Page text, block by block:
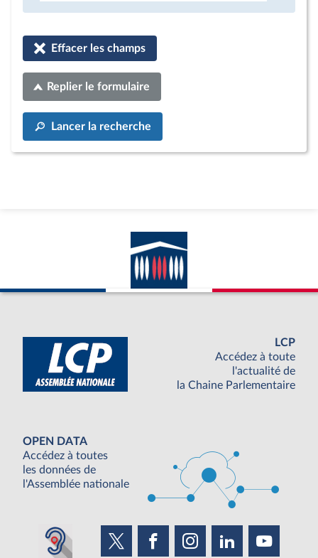
Effacer les champs
Replier le formulaire
Lancer la recherche
LCP
Accédez à toute
l'actualité de
la Chaine Parlementaire
OPEN DATA
Accédez à toutes
les données de
l'Assemblée nationale